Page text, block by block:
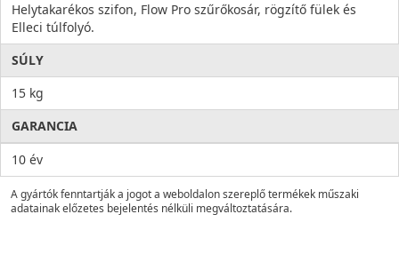
Helytakarékos szifon, Flow Pro szűrőkosár, rögzítő fülek és
Elleci túlfolyó.
SÚLY
15 kg
GARANCIA
10 év
A gyártók fenntartják a jogot a weboldalon szereplő termékek műszaki
adatainak előzetes bejelentés nélküli megváltoztatására.